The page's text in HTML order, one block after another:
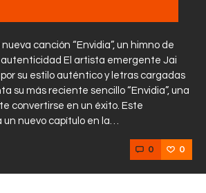
canción “Envidia”, un himno de
El artista emergente Jai
su estilo auténtico y letras cargadas
su más reciente sencillo “Envidia”, una
convertirse en un éxito. Este
nuevo capítulo en la…
0 0